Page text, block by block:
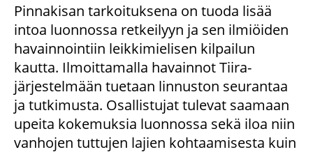
Pinnakisan tarkoituksena on tuoda lisää
intoa luonnossa retkeilyyn ja sen ilmiöiden
havainnointiin leikkimielisen kilpailun
kautta. Ilmoittamalla havainnot Tiira-
järjestelmään tuetaan linnuston seurantaa
ja tutkimusta. Osallistujat tulevat saamaan
upeita kokemuksia luonnossa sekä iloa niin
vanhojen tuttujen lajien kohtaamisesta kuin